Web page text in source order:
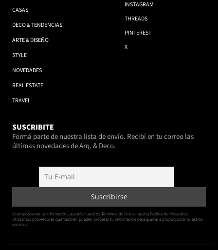
CASAS
DECO & TENDENCIAS
ARTE & DISEÑO
STYLE
NOVEDADES
REAL ESTATE
TRAVEL
INSTAGRAM
THREADS
PINTEREST
X
SUSCRIBITE
Formá parte de nuestra lista de envío. Recibí en tu correo las
últimas novedades de Arq. & Deco.
Al proporcionar tu información, aceptás nuestros Términos de Uso y nuestra Política de Privacidad.
Utilizamos proveedores que también pueden procesar tu información para ayudar a proporcionar nuestros
servicios.